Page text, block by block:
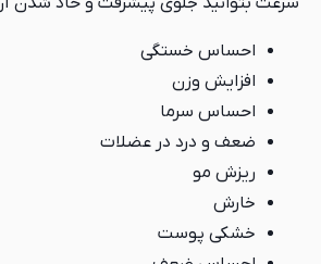
احساس خستگی
افزایش وزن
احساس سرما
ضعف و درد در عضلات
ریزش مو
خارش
خشکی پوست